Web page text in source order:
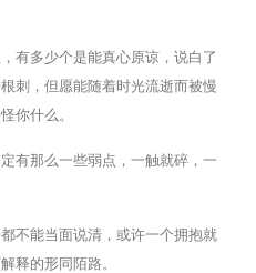
有多少个是能真心原谅，说白了
刺，但愿能随着时光流逝而被慢
你什么。
有那么一些弱点，一触就碎，一
不能当面说清，或许一个拥抱就
释的形同陌路。